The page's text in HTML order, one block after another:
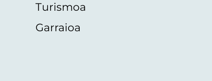
Turismoa
Garraioa